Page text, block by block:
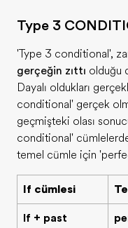
Type 3
'Type 3 conditional',
gerçeğin zıttı olduğu
Dayalı oldukları
conditional' gerçek
geçmişteki olası
conditional'
temel cümle için
If cümlesi
If + past